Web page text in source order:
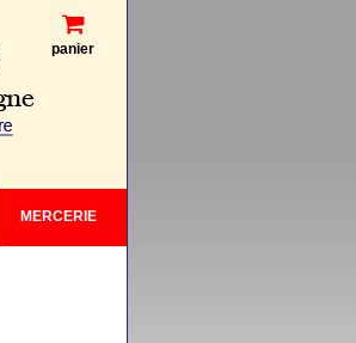
panier
MERCERIE